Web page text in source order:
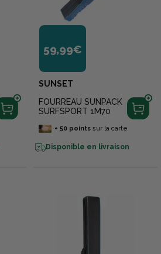
59,99€
SUNSET
FOURREAU SUNPACK
SURFSPORT 1M70
+ 50pointssur la carte
Disponible en livraison